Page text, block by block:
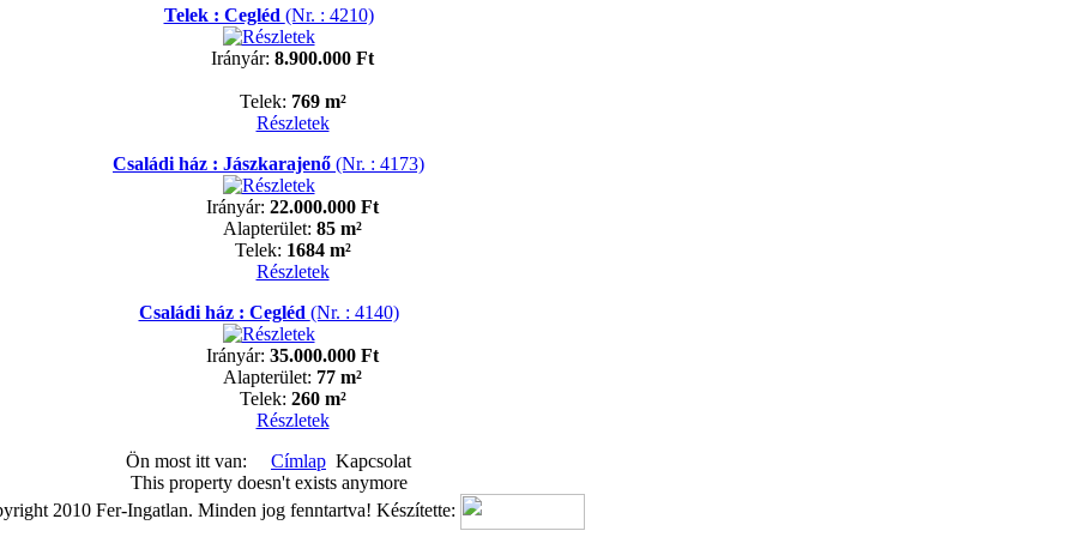
Telek : Cegléd (Nr. : 4210)
Irányár: 8.900.000 Ft
Telek: 769 m²
Részletek
Családi ház : Jászkarajenő (Nr. : 4173)
Irányár: 22.000.000 Ft
Alapterület: 85 m²
Telek: 1684 m²
Részletek
Családi ház : Cegléd (Nr. : 4140)
Irányár: 35.000.000 Ft
Alapterület: 77 m²
Telek: 260 m²
Részletek
Ön most itt van:
Címlap Kapcsolat
This property doesn't exists anymore
2010 Fer-Ingatlan. Minden jog fenntartva! Készítette: